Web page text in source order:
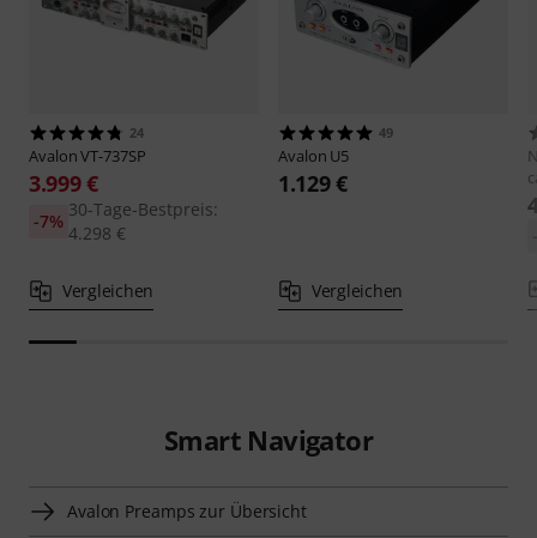
24
AvalonVT-737SP
3.999 €
30-Tage-Bestpreis:
4.298 €
-7%
Vergleichen
49
Avalon U5
1.129 €
Vergleichen
Smart Navigator
Avalon Preamps zur Übersicht